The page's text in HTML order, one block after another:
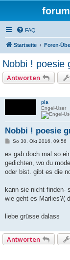
FAQ
Startseite Foren-
Nobbi ! poesie
Antworten
pia
Engel-User
Nobbi ! poesie
B
i
r
a
So 30. Okt 2016, 09:56
es gab doch mal so
gedichten, wo du
oder bist. gibt es die
kann sie nicht finden-
wie geht es Marlies?(
liebe grüsse dalass
Antworten